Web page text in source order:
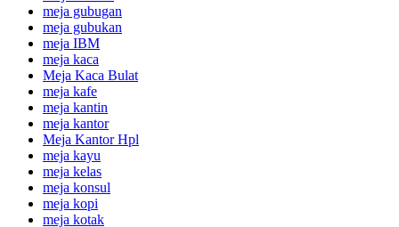
meja gubugan
meja gubukan
meja IBM
meja kaca
Meja Kaca Bulat
meja kafe
meja kantin
meja kantor
Meja Kantor Hpl
meja kayu
meja kelas
meja konsul
meja kopi
meja kotak